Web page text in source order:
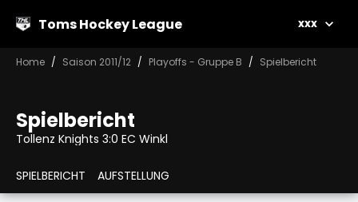
Toms Hockey League xxx
Home Saison 2011/12 Playoffs - Gruppe B Spielbericht
Spielbericht
Tollenz Knights 3:0 EC Winkl
SPIELBERICHT AUFSTELLUNG